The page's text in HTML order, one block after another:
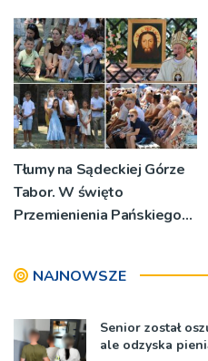
miejsc
Tłumy na Sądeckiej Górze
Tabor. W święto
Przemienienia Pańskiego
[ZDJĘCIA]
NAJNOWSZE
Senior został
ale odzyska